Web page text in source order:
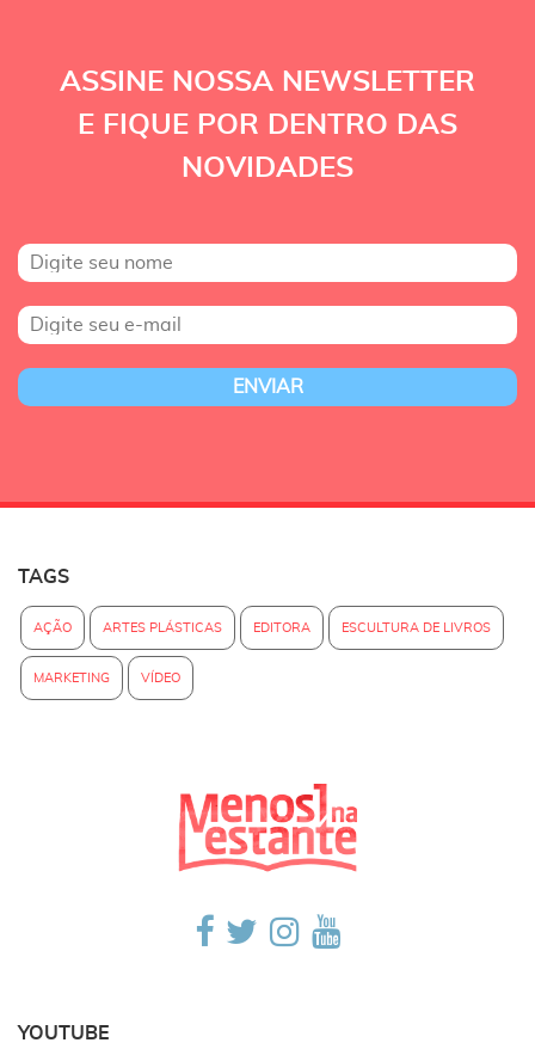
ASSINE NOSSA NEWSLETTER
E FIQUE POR DENTRO DAS
NOVIDADES
TAGS
AÇÃO ARTES PLÁSTICAS EDITORA ESCULTURA DE LIVROS
MARKETING VÍDEO
YOUTUBE